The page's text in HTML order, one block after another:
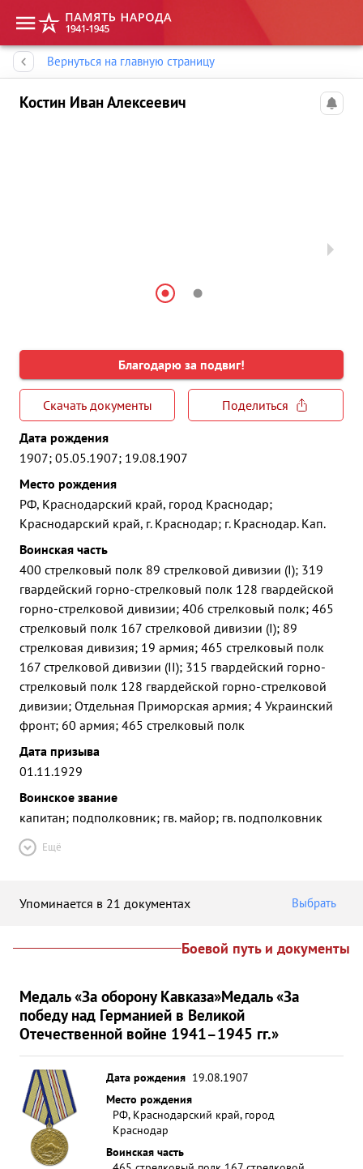
Вернуться на главную страницу
Костин Иван Алексеевич
Благодарю за подвиг!
Скачать документы
Поделиться
Дата рождения
1907; 05.05.1907; 19.08.1907
Место рождения
РФ, Краснодарский край, город Краснодар;
Краснодарский край, г. Краснодар; г. Краснодар. Кап.
Воинская часть
400 стрелковый полк 89 стрелковой дивизии (I); 319
гвардейский горно-стрелковый полк 128 гвардейской
горно-стрелковой дивизии; 406 стрелковый полк; 465
стрелковый полк 167 стрелковой дивизии (I); 89
стрелковая дивизия; 19 армия; 465 стрелковый полк
167 стрелковой дивизии (II); 315 гвардейский горно-
стрелковый полк 128 гвардейской горно-стрелковой
дивизии; Отдельная Приморская армия; 4 Украинский
фронт; 60 армия; 465 стрелковый полк
Дата призыва
01.11.1929
Воинское звание
капитан; подполковник; гв. майор; гв. подполковник
Ещё
Упоминается в 21 документах Выбрать
Боевой путь и документы
Медаль «За оборону Кавказа»Медаль «За
победу над Германией в Великой
Отечественной войне 1941–1945 гг.»
Дата рождения 19.08.1907
Место рождения
РФ, Краснодарский край, город
Краснодар
Воинская часть
Память народа